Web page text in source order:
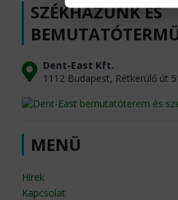
SZÉKHÁZUNK ÉS
Dent-East Kft.
1112 Budapest, Rétkerülő út
MENÜ
Hírek
Kapcsolat